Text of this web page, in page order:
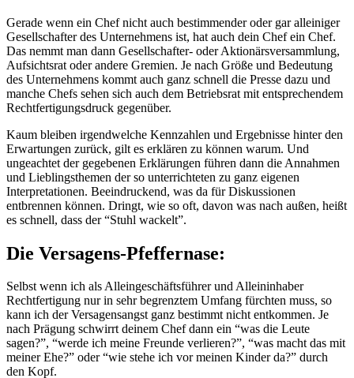
Gerade wenn ein Chef nicht auch bestimmender oder gar alleiniger
Gesellschafter des Unternehmens ist, hat auch dein Chef ein Chef.
Das nemmt man dann Gesellschafter- oder Aktionärsversammlung,
Aufsichtsrat oder andere Gremien. Je nach Größe und Bedeutung
des Unternehmens kommt auch ganz schnell die Presse dazu und
manche Chefs sehen sich auch dem Betriebsrat mit entsprechendem
Rechtfertigungsdruck gegenüber.
Kaum bleiben irgendwelche Kennzahlen und Ergebnisse hinter den
Erwartungen zurück, gilt es erklären zu können warum. Und
ungeachtet der gegebenen Erklärungen führen dann die Annahmen
und Lieblingsthemen der so unterrichteten zu ganz eigenen
Interpretationen. Beeindruckend, was da für Diskussionen
entbrennen können. Dringt, wie so oft, davon was nach außen, heißt
es schnell, dass der “Stuhl wackelt”.
Die Versagens-Pfeffernase:
Selbst wenn ich als Alleingeschäftsführer und Alleininhaber
Rechtfertigung nur in sehr begrenztem Umfang fürchten muss, so
kann ich der Versagensangst ganz bestimmt nicht entkommen. Je
nach Prägung schwirrt deinem Chef dann ein “was die Leute
sagen?”, “werde ich meine Freunde verlieren?”, “was macht das mit
meiner Ehe?” oder “wie stehe ich vor meinen Kinder da?” durch
den Kopf.